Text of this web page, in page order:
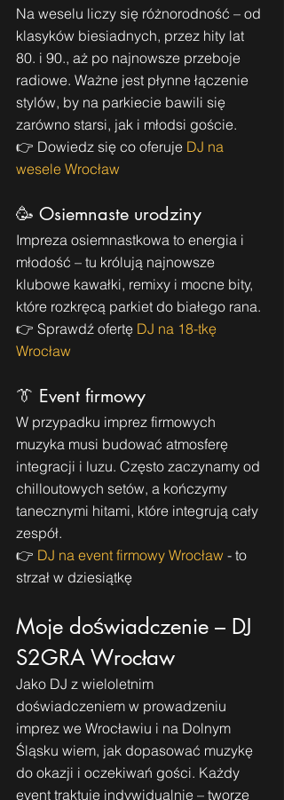
Na weselu liczy się różnorodność – od
klasyków biesiadnych, przez hity lat
80. i 90., aż po najnowsze przeboje
radiowe. Ważne jest płynne łączenie
stylów, by na parkiecie bawili się
zarówno starsi, jak i młodsi goście.
👉 Dowiedz się co oferuje DJ na
wesele Wrocław
🥳 Osiemnaste urodziny
Impreza osiemnastkowa to energia i
młodość – tu królują najnowsze
klubowe kawałki, remixy i mocne bity,
które rozkręcą parkiet do białego rana.
👉 Sprawdź ofertę DJ na 18-tkę
Wrocław
👔 Event firmowy
W przypadku imprez firmowych
muzyka musi budować atmosferę
integracji i luzu. Często zaczynamy od
chilloutowych setów, a kończymy
tanecznymi hitami, które integrują cały
zespół.
👉 DJ na event firmowy Wrocław - to
strzał w dziesiątkę
Moje doświadczenie – DJ
S2GRA Wrocław
Jako DJ z wieloletnim
doświadczeniem w prowadzeniu
imprez we Wrocławiu i na Dolnym
Śląsku wiem, jak dopasować muzykę
do okazji i oczekiwań gości. Każdy
event traktuję indywidualnie – tworzę